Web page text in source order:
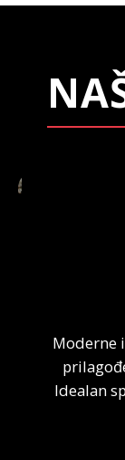
Moderne
Idealan